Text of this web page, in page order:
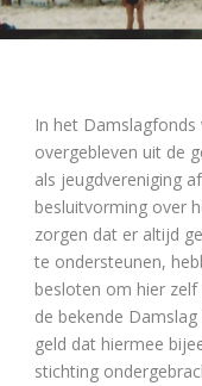
In het
overgebleven uit de
als jeugdvereniging
besluitvorming over
zorgen dat er altijd
te ondersteunen,
besloten om hier zelf
de bekende
geld dat hiermee
stichting